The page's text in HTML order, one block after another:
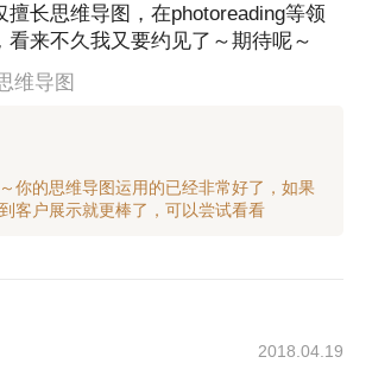
擅长思维导图，在photoreading等领
看来不久我又要约见了～期待呢～
维导图
你的思维导图运用的已经非常好了，如果
2018.04.19